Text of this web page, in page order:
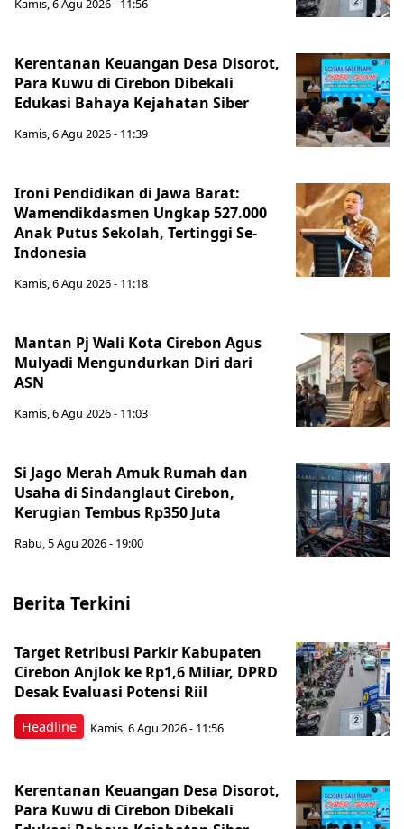
Kamis, 6 Agu 2026 - 11:56
Kerentanan Keuangan Desa Disorot,
Para Kuwu di Cirebon Dibekali
Edukasi Bahaya Kejahatan Siber
Kamis, 6 Agu 2026 - 11:39
Ironi Pendidikan di Jawa Barat:
Wamendikdasmen Ungkap 527.000
Anak Putus Sekolah, Tertinggi Se-
Indonesia
Kamis, 6 Agu 2026 - 11:18
Mantan Pj Wali Kota Cirebon Agus
Mulyadi Mengundurkan Diri dari
ASN
Kamis, 6 Agu 2026 - 11:03
Si Jago Merah Amuk Rumah dan
Usaha di Sindanglaut Cirebon,
Kerugian Tembus Rp350 Juta
Rabu, 5 Agu 2026 - 19:00
Berita Terkini
Headline
Target Retribusi Parkir Kabupaten
Cirebon Anjlok ke Rp1,6 Miliar, DPRD
Desak Evaluasi Potensi Riil
Kamis, 6 Agu 2026 - 11:56
Kerentanan Keuangan Desa Disorot,
Para Kuwu di Cirebon Dibekali